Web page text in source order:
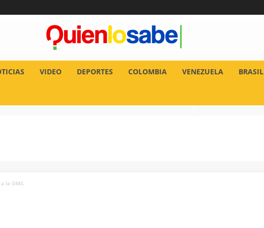
VIDEO DEPORTES COLOMBIA VENEZUELA BRASIL
la OMS.